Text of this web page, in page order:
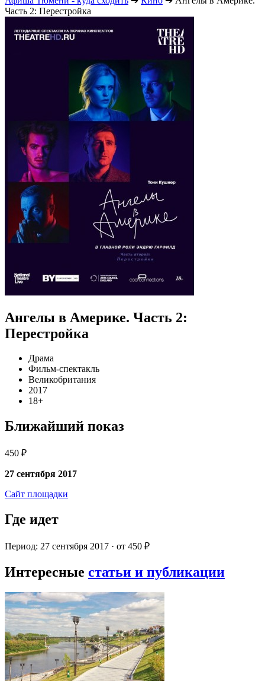
Часть 2: Перестройка
Ангелы в Америке. Часть 2:
Перестройка
Драма
Фильм-спектакль
Великобритания
2017
18+
Ближайший показ
450 ₽
27 сентября 2017
Сайт площадки
Где идет
Период: 27 сентября 2017 · от 450 ₽
Интересные статьи и публикации